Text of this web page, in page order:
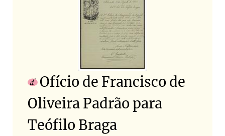
Ofício de Francisco de
Oliveira Padrão para
Teófilo Braga